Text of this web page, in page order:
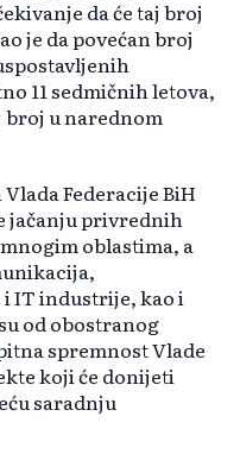
da će taj broj
je da povećan broj
11 sedmičnih letova,
broj u narednom
Federacije BiH
jačanju privrednih
oblastima, a
IT industrije, kao i
od obostranog
spremnost Vlade
koji će donijeti
saradnju